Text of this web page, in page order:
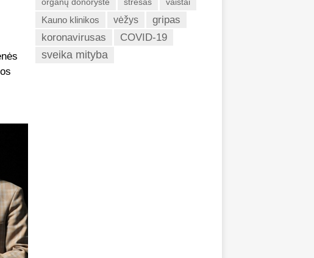
organų donorystė
stresas vaistai
Kauno klinikos vėžys
gripas
koronavirusas
COVID-19
sveika mityba